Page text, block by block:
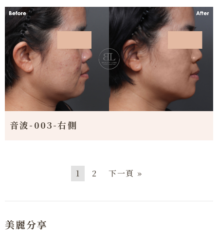
音波-003-右側
1 2 下一頁 »
美麗分享